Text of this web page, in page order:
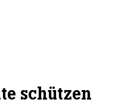
schützen